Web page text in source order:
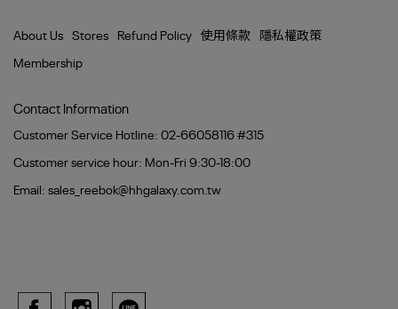
About Us Stores Refund Policy 使用條款
隱私權政策
Membership
Contact Information
Customer Service Hotline: 02-66058116 #315
Customer service hour: Mon-Fri 9:30-18:00
Email: sales_reebok@hhgalaxy.com.tw